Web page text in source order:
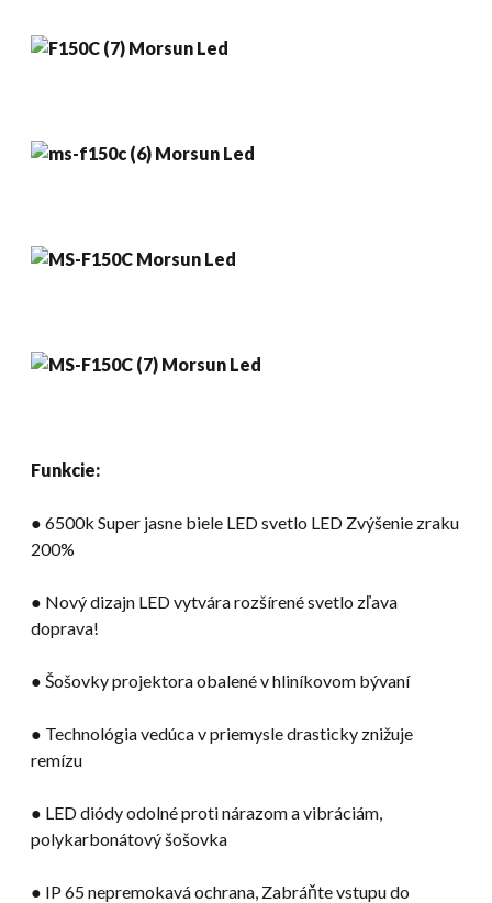
Funkcie:
● 6500k Super jasne biele LED svetlo LED Zvýšenie zraku
200%
● Nový dizajn LED vytvára rozšírené svetlo zľava
doprava!
● Šošovky projektora obalené v hliníkovom bývaní
● Technológia vedúca v priemysle drasticky znižuje
remízu
● LED diódy odolné proti nárazom a vibráciám,
polykarbonátový šošovka
● IP 65 nepremokavá ochrana, Zabráňte vstupu do